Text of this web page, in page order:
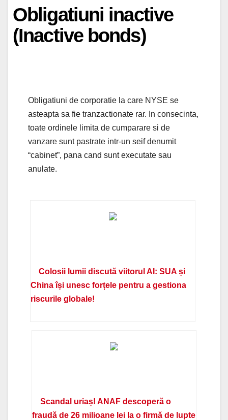
Obligatiuni inactive
(Inactive bonds)
Obligatiuni de corporatie la care NYSE se
asteapta sa fie tranzactionate rar. In consecinta,
toate ordinele limita de cumparare si de
vanzare sunt pastrate intr-un seif denumit
“cabinet”, pana cand sunt executate sau
anulate.
Colosii lumii discută viitorul AI: SUA și
China își unesc forțele pentru a gestiona
riscurile globale!
Scandal uriaș! ANAF descoperă o
fraudă de 26 milioane lei la o firmă de lupte